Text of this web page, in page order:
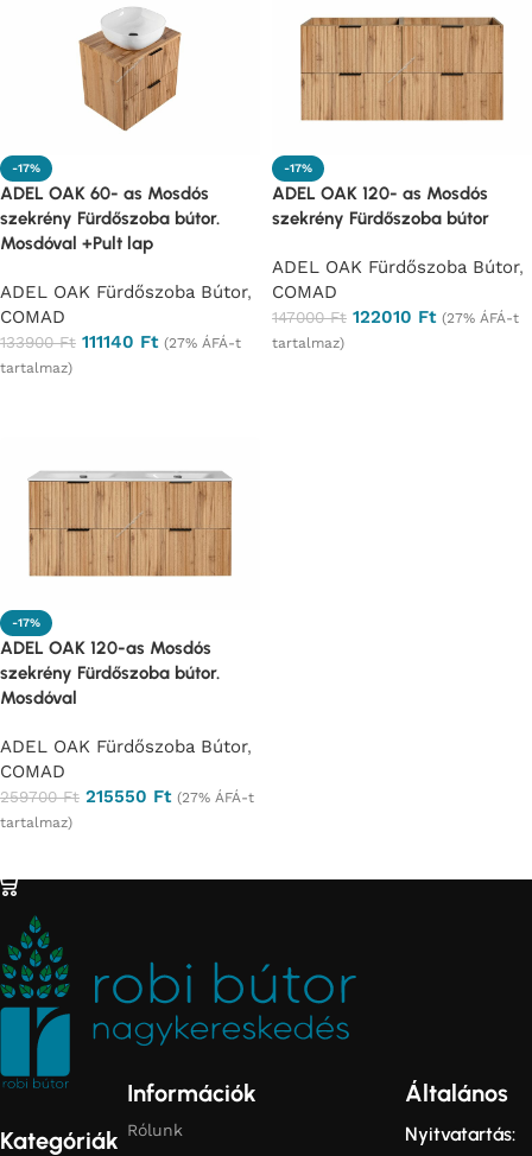
-17%
ADEL OAK 60- as Mosdós
szekrény Fürdőszoba bútor.
Mosdóval +Pult lap
ADEL OAK Fürdőszoba Bútor,
COMAD
133900Ft 111140 Ft (27% ÁFÁ-t
tartalmaz)
-17%
ADEL OAK 120- as Mosdós
szekrény Fürdőszoba bútor
ADEL OAK Fürdőszoba Bútor,
COMAD
147000Ft 122010 Ft (27% ÁFÁ-t
tartalmaz)
-17%
ADEL OAK 120-as Mosdós
szekrény Fürdőszoba bútor.
Mosdóval
ADEL OAK Fürdőszoba Bútor,
COMAD
259700Ft 215550 Ft (27% ÁFÁ-t
tartalmaz)
Kategóriák
Információk
Rólunk
Általános
Nyitvatartás: